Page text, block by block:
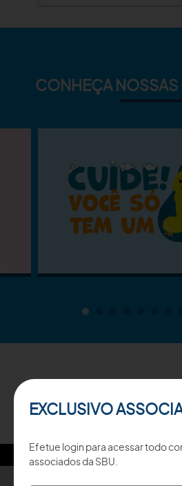
CONHEÇA NOSSAS
TV SBU
EXCLUSIVO
Efetue login para acessar todo
associados da SBU.